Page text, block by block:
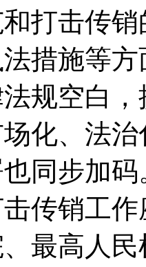
打击传
措施等
规空白
化、法
步加码
传销工
最高人